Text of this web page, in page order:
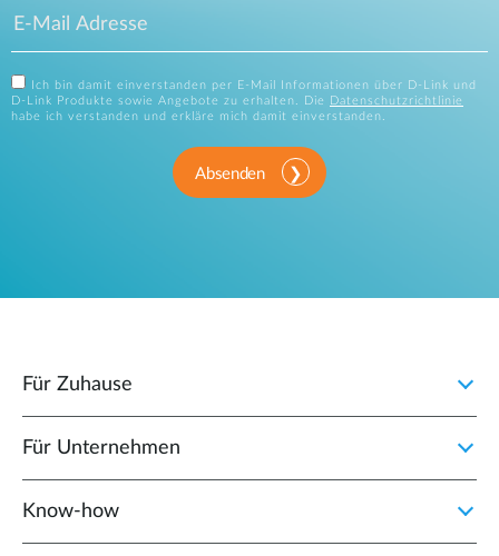
Ich bin damit einverstanden per E-Mail Informationen über D-Link und
D-Link Produkte sowie Angebote zu erhalten. Die
Datenschutzrichtlinie
habe ich verstanden und erkläre mich damit einverstanden.
Absenden
Für Zuhause
Für Unternehmen
Know-how